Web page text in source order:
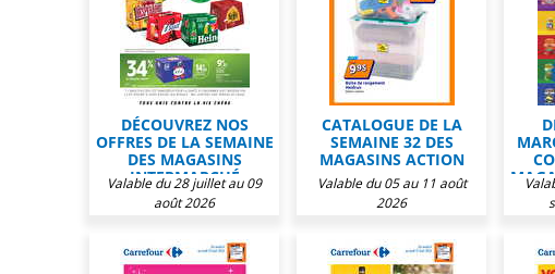
DÉCOUVREZ NOS
OFFRES DE LA SEMAINE
DES MAGASINS
INTERMARCHÉ
Valable du 28 juillet au 09
août 2026
CATALOGUE DE LA
SEMAINE 32 DES
MAGASINS ACTION
Valable du 05 au 11 août
2026